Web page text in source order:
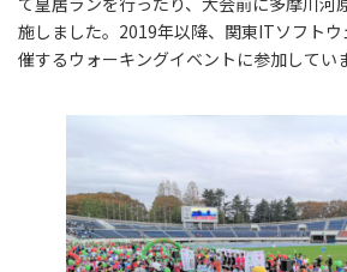
施しました。2019年以降、関東ITソフト
催するウォーキングイベントに参加してい